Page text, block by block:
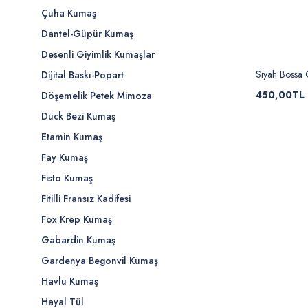
Çuha Kumaş
Dantel-Güpür Kumaş
Desenli Giyimlik Kumaşlar
Dijital Baskı-Popart
Döşemelik Petek Mimoza
Duck Bezi Kumaş
Etamin Kumaş
Fay Kumaş
Fisto Kumaş
Fitilli Fransız Kadifesi
Fox Krep Kumaş
Gabardin Kumaş
Gardenya Begonvil Kumaş
Havlu Kumaş
Hayal Tül
Siyah Bossa
450,00TL